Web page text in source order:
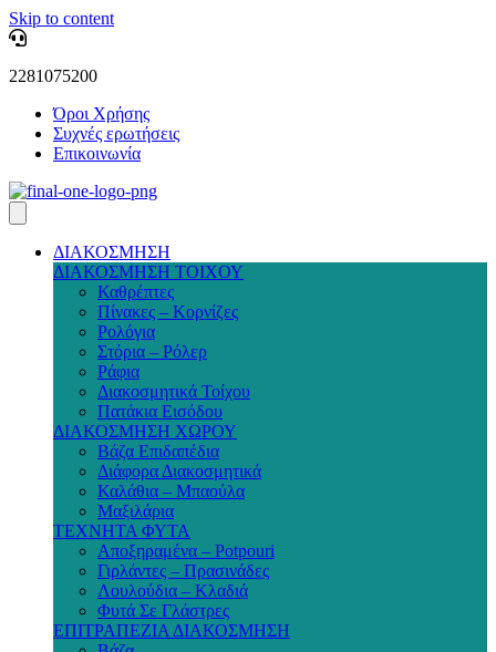
Skip to content
2281075200
Όροι Χρήσης
Συχνές ερωτήσεις
Επικοινωνία
ΔΙΑΚΟΣΜΗΣΗ
ΔΙΑΚΟΣΜΗΣΗ ΤΟΙΧΟΥ
Καθρέπτες
Πίνακες – Κορνίζες
Ρολόγια
Στόρια – Ρόλερ
Ράφια
Διακοσμητικά Τοίχου
Πατάκια Εισόδου
ΔΙΑΚΟΣΜΗΣΗ ΧΩΡΟΥ
Βάζα Επιδαπέδια
Διάφορα Διακοσμητικά
Καλάθια – Μπαούλα
Μαξιλάρια
ΤΕΧΝΗΤΑ ΦΥΤΑ
Αποξηραμένα – Potpouri
Γιρλάντες – Πρασινάδες
Λουλούδια – Κλαδιά
Φυτά Σε Γλάστρες
ΕΠΙΤΡΑΠΕΖΙΑ ΔΙΑΚΟΣΜΗΣΗ